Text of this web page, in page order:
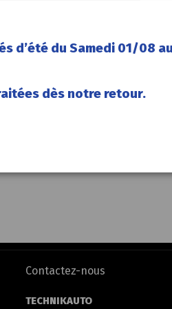
Contactez-nous
TECHNIKAUTO
d’été du Samedi 01/08
dès notre retour.